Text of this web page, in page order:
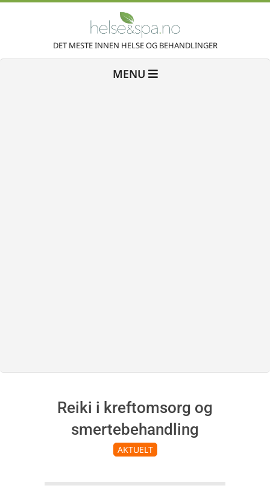
H DET MESTE INNEN HELSE OG BEHANDLINGER
MENU
Reiki i kreftomsorg og
smertebehandling
AKTUELT